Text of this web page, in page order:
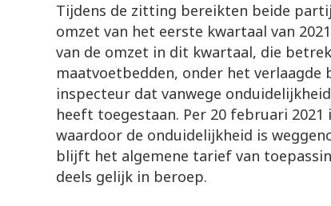
Tijdens de zitting bereikten beide
omzet van het eerste kwartaal van
van de omzet in dit kwartaal, die
maatvoetbedden, onder het
inspecteur dat vanwege
heeft toegestaan. Per 20 februari
waardoor de onduidelijkheid is
blijft het algemene tarief van
deels gelijk in beroep.